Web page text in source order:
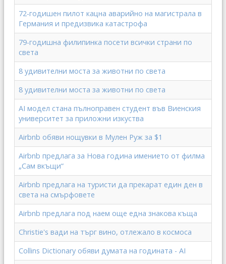
72-годишен пилот кацна аварийно на магистрала в
Германия и предизвика катастрофа
79-годишна филипинка посети всички страни по
света
8 удивителни моста за животни по света
8 удивителни моста за животни по света
AI модел стана пълноправен студент във Виенския
университет за приложни изкуства
Airbnb обяви нощувки в Мулен Руж за $1
Airbnb предлага за Нова година имението от филма
„Сам вкъщи“
Airbnb предлага на туристи да прекарат един ден в
света на смърфовете
Airbnb предлага под наем още една знакова къща
Christie's вади на търг вино, отлежало в космоса
Collins Dictionary обяви думата на годината - AI